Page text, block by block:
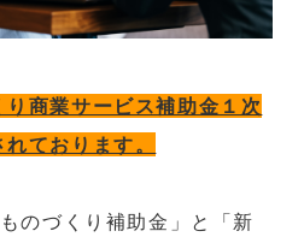
商業サービス補助金１次
ております。
のづくり補助金」と「新